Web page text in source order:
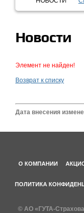
Новости
Элемент не найден!
Возврат к списку
Дата внесения
О КОМПАНИИ
ПОЛИТИКА
© АО «ГУТА-